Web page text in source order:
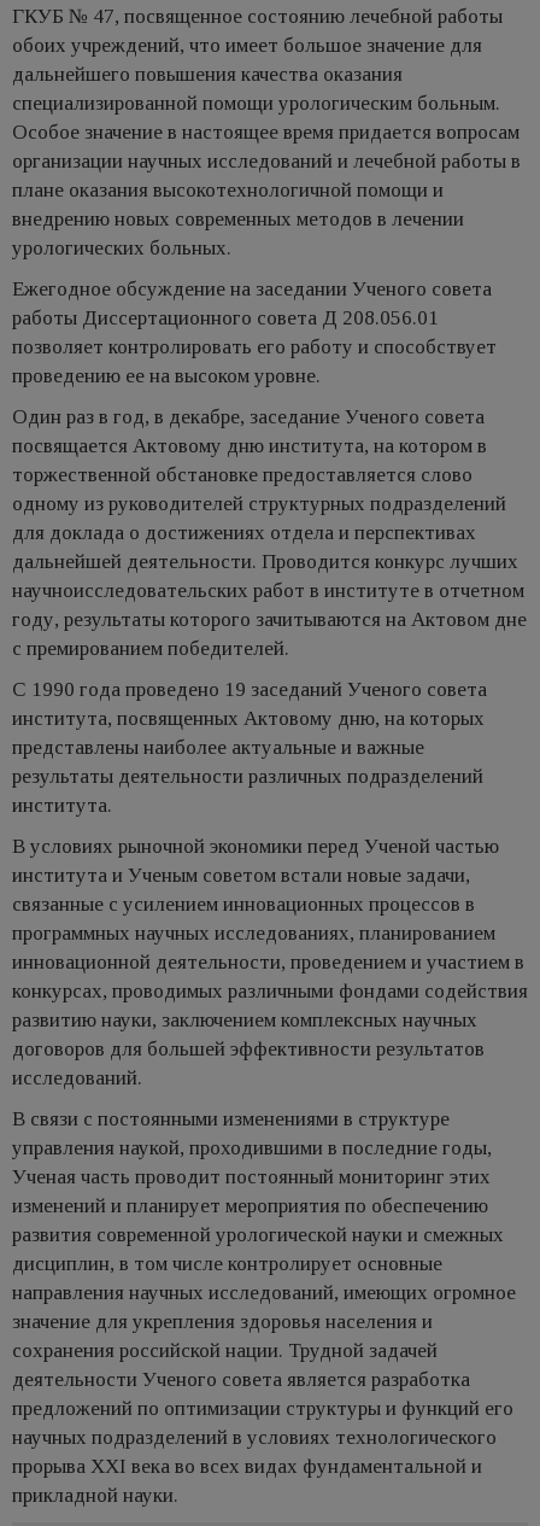
ГКУБ № 47, посвященное состоянию лечебной работы
обоих учреждений, что имеет большое значение для
дальнейшего повышения качества оказания
специализированной помощи урологическим больным.
Особое значение в настоящее время придается вопросам
организации научных исследований и лечебной работы в
плане оказания высокотехнологичной помощи и
внедрению новых современных методов в лечении
урологических больных.
Ежегодное обсуждение на заседании Ученого совета
работы Диссертационного совета Д 208.056.01
позволяет контролировать его работу и способствует
проведению ее на высоком уровне.
Один раз в год, в декабре, заседание Ученого совета
посвящается Актовому дню института, на котором в
торжественной обстановке предоставляется слово
одному из руководителей структурных подразделений
для доклада о достижениях отдела и перспективах
дальнейшей деятельности. Проводится конкурс лучших
научноисследовательских работ в институте в отчетном
году, результаты которого зачитываются на Актовом дне
с премированием победителей.
С 1990 года проведено 19 заседаний Ученого совета
института, посвященных Актовому дню, на которых
представлены наиболее актуальные и важные
результаты деятельности различных подразделений
института.
В условиях рыночной экономики перед Ученой частью
института и Ученым советом встали новые задачи,
связанные с усилением инновационных процессов в
программных научных исследованиях, планированием
инновационной деятельности, проведением и участием в
конкурсах, проводимых различными фондами содействия
развитию науки, заключением комплексных научных
договоров для большей эффективности результатов
исследований.
В связи с постоянными изменениями в структуре
управления наукой, проходившими в последние годы,
Ученая часть проводит постоянный мониторинг этих
изменений и планирует мероприятия по обеспечению
развития современной урологической науки и смежных
дисциплин, в том числе контролирует основные
направления научных исследований, имеющих огромное
значение для укрепления здоровья населения и
сохранения российской нации. Трудной задачей
деятельности Ученого совета является разработка
предложений по оптимизации структуры и функций его
научных подразделений в условиях технологического
прорыва XXI века во всех видах фундаментальной и
прикладной науки.